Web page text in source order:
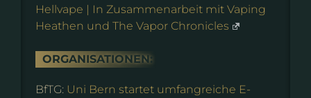
Hellvape | In Zusammenarbeit mit Vaping
Heathen und The Vapor Chronicles
ORGANISATIONEN:
BfTG: Uni Bern startet umfangreiche E-